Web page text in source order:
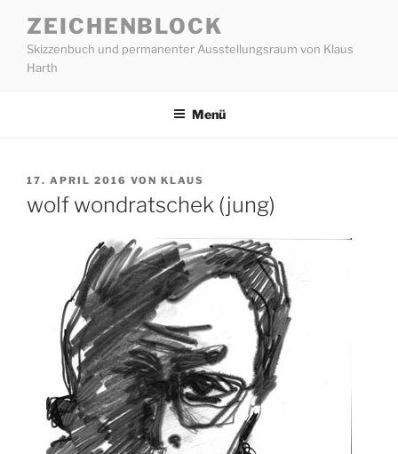
Inhalt
springen
ZEICHENBLOCK
Skizzenbuch und permanenter Ausstellungsraum von Klaus
Harth
Menü
VERÖFFENTLICHT
17. APRIL 2016 VON KLAUS
wolf wondratschek (jung)